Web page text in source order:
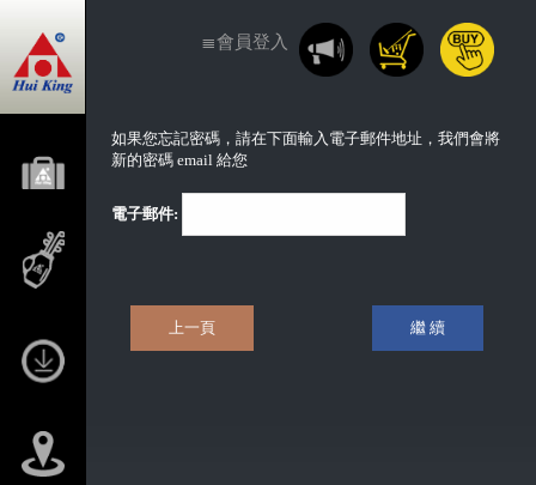
≣會員登入
如果您忘記密碼，請在下面輸入電子郵件地址，我們會將
新的密碼 email 給您
電子郵件:
上一頁 繼 續